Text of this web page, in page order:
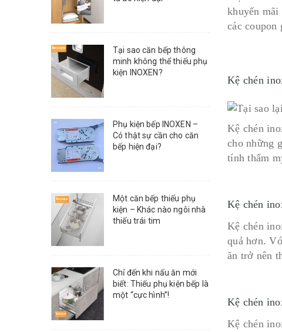
khuyến
các coupon
Kệ chén
Kệ chén
cho những
tính thẩm
Kệ chén
Kệ chén
quả hơn.
ăn trở nên
Kệ chén
Kệ chén
Tại sao căn bếp thông
minh không thể thiếu phụ
kiện INOXEN?
Phụ kiện bếp INOXEN –
Có thật sự cần cho căn
bếp hiện đại?
Một căn bếp thiếu phụ
kiện – Khác nào ngôi nhà
thiếu trái tim
Chỉ đến khi nấu ăn mới
biết: Thiếu phụ kiện bếp là
một “cực hình”!